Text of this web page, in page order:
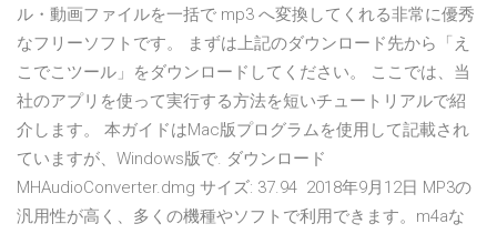
ル・動画ファイルを一括で mp3 へ変換してくれる非常に優秀
なフリーソフトです。 まずは上記のダウンロード先から「え
こでこツール」をダウンロードしてください。 ここでは、当
社のアプリを使って実行する方法を短いチュートリアルで紹
介します。 本ガイドはMac版プログラムを使用して記載され
ていますが、Windows版で. ダウンロード
MHAudioConverter.dmg サイズ: 37.94 2018年9月12日 MP3の
汎用性が高く、多くの機種やソフトで利用できます。m4aな